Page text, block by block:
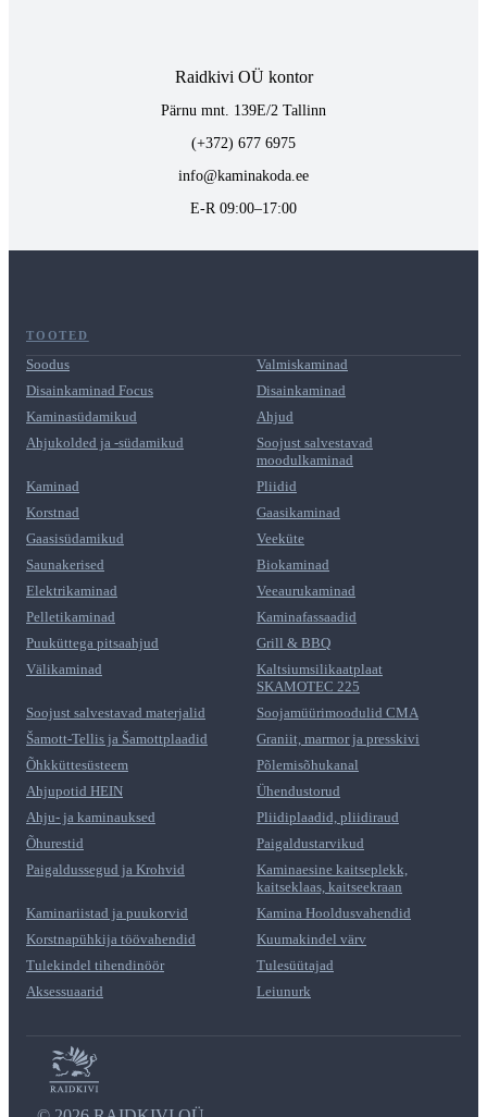
Raidkivi OÜ kontor
Pärnu mnt. 139E/2 Tallinn
(+372) 677 6975
info@kaminakoda.ee
E-R 09:00–17:00
TOOTED
Soodus
Valmiskaminad
Disainkaminad Focus
Disainkaminad
Kaminasüdamikud
Ahjud
Ahjukolded ja -südamikud
Soojust salvestavad
moodulkaminad
Kaminad
Pliidid
Korstnad
Gaasikaminad
Gaasisüdamikud
Veeküte
Saunakerised
Biokaminad
Elektrikaminad
Veeaurukaminad
Pelletikaminad
Kaminafassaadid
Puuküttega pitsaahjud
Grill & BBQ
Välikaminad
Kaltsiumsilikaatplaat
SKAMOTEC 225
Soojust salvestavad materjalid
Soojamüürimoodulid CMA
Šamott-Tellis ja Šamottplaadid
Graniit, marmor ja presskivi
Õhkküttesüsteem
Põlemisõhukanal
Ahjupotid HEIN
Ühendustorud
Ahju- ja kaminauksed
Pliidiplaadid, pliidiraud
Õhurestid
Paigaldustarvikud
Paigaldussegud ja Krohvid
Kaminaesine kaitseplekk,
kaitseklaas, kaitseekraan
Kaminariistad ja puukorvid
Kamina Hooldusvahendid
Korstnapühkija töövahendid
Kuumakindel värv
Tulekindel tihendinöör
Tulesüütajad
Aksessuaarid
Leiunurk